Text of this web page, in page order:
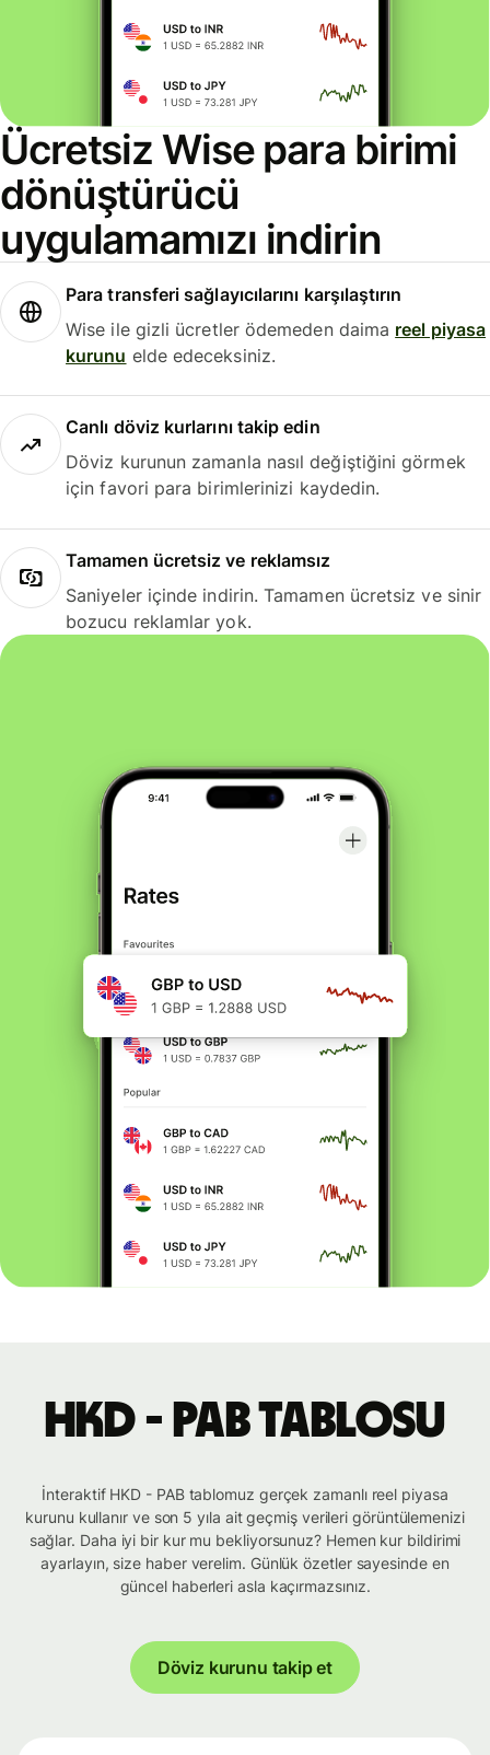
Ücretsiz Wise para birimi
dönüştürücü
uygulamamızı indirin
Para transferi sağlayıcılarını karşılaştırın
Wise ile gizli ücretler ödemeden daima reel piyasa
kurunu elde edeceksiniz.
Canlı döviz kurlarını takip edin
Döviz kurunun zamanla nasıl değiştiğini görmek
için favori para birimlerinizi kaydedin.
Tamamen ücretsiz ve reklamsız
Saniyeler içinde indirin. Tamamen ücretsiz ve sinir
bozucu reklamlar yok.
HKD - PAB tablosu
İnteraktif HKD - PAB tablomuz gerçek zamanlı reel piyasa
kurunu kullanır ve son 5 yıla ait geçmiş verileri görüntülemenizi
sağlar. Daha iyi bir kur mu bekliyorsunuz? Hemen kur bildirimi
ayarlayın, size haber verelim. Günlük özetler sayesinde en
güncel haberleri asla kaçırmazsınız.
Döviz kurunu takip et